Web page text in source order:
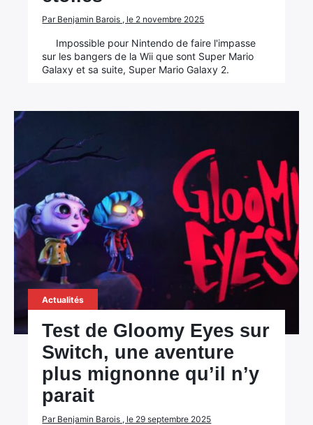
Par Benjamin Barois , le 2 novembre 2025
Impossible pour Nintendo de faire l'impasse
sur les bangers de la Wii que sont Super Mario
Galaxy et sa suite, Super Mario Galaxy 2.
Actualités
Test de Gloomy Eyes sur
Switch, une aventure
plus mignonne qu’il n’y
parait
Par Benjamin Barois , le 29 septembre 2025